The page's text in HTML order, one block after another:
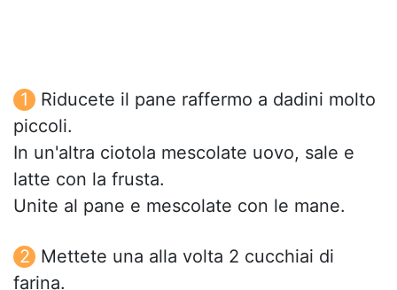
Riducete il pane raffermo a dadini molto
piccoli.
In un'altra ciotola mescolate uovo, sale e
latte con la frusta.
Unite al pane e mescolate con le mane.
Mettete una alla volta 2 cucchiai di
farina.